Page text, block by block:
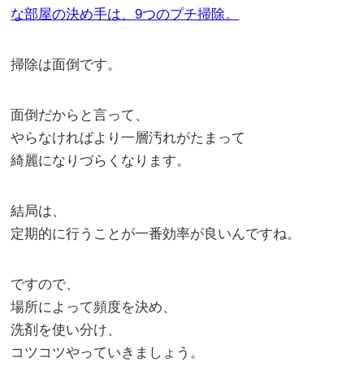
な部屋の決め手は、9つのプチ掃除。
掃除は面倒です。
面倒だからと言って、
やらなければより一層汚れがたまって
綺麗になりづらくなります。
結局は、
定期的に行うことが一番効率が良いんですね。
ですので、
場所によって頻度を決め、
洗剤を使い分け、
コツコツやっていきましょう。